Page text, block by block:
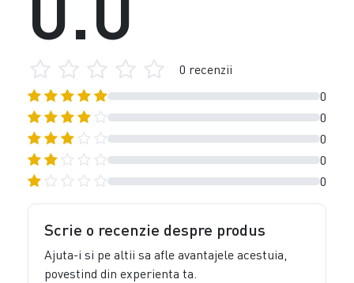
0
0
0
0
0
0 recenzii
Scrie o recenzie despre produs
Ajuta-i si pe altii sa afle avantajele acestuia,
povestind din experienta ta.